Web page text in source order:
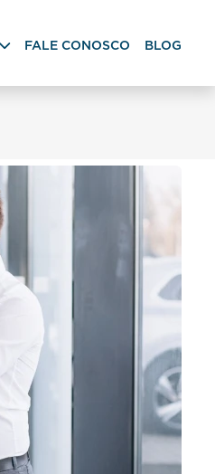
FALE CONOSCO BLOG